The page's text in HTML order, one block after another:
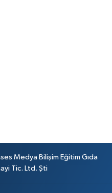
Medya Bilişim Eğitim Gıda
Tic. Ltd. Şti